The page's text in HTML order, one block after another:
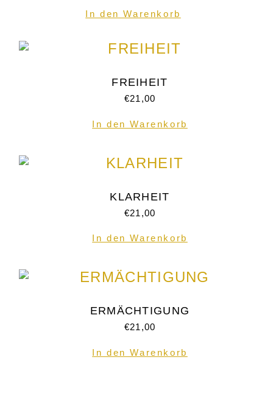
In den Warenkorb
FREIHEIT
€21,00
In den Warenkorb
KLARHEIT
€21,00
In den Warenkorb
ERMÄCHTIGUNG
€21,00
In den Warenkorb